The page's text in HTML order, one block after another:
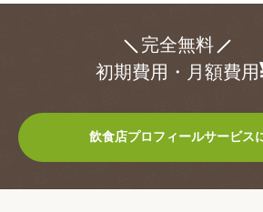
完全無料
初期費用・月額費用
飲食店プロフィールサービス